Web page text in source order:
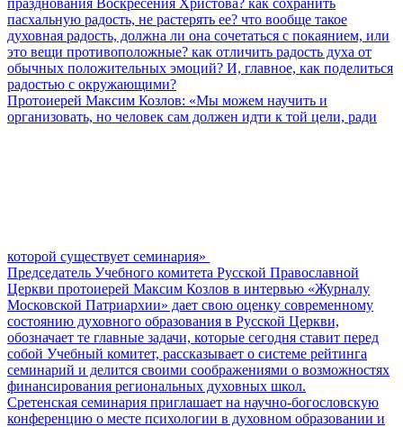
пасхальную радость, не растерять ее? что вообще такое
духовная радость, должна ли она сочетаться с покаянием, или
это вещи противоположные? как отличить радость духа от
обычных положительных эмоций? И, главное, как поделиться
радостью с окружающими?
Протоиерей Максим Козлов: «Мы можем научить и
организовать, но человек сам должен идти к той цели, ради
которой существует семинария»
Председатель Учебного комитета Русской Православной
Церкви протоиерей Максим Козлов в интервью «Журналу
Московской Патриархии» дает свою оценку современному
состоянию духовного образования в Русской Церкви,
обозначает те главные задачи, которые сегодня ставит перед
собой Учебный комитет, рассказывает о системе рейтинга
семинарий и делится своими соображениями о возможностях
финансирования региональных духовных школ.
Сретенская семинария приглашает на научно-богословскую
конференцию о месте психологии в духовном образовании и